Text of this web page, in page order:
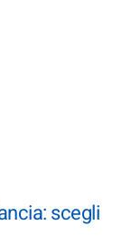
scegli